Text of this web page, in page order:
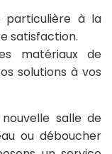
particulière à la
satisfaction.
matériaux de
solutions à vos
salle de
ou déboucher